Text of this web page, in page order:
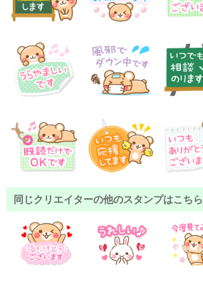
同じクリエイターの他のスタンプはこちら